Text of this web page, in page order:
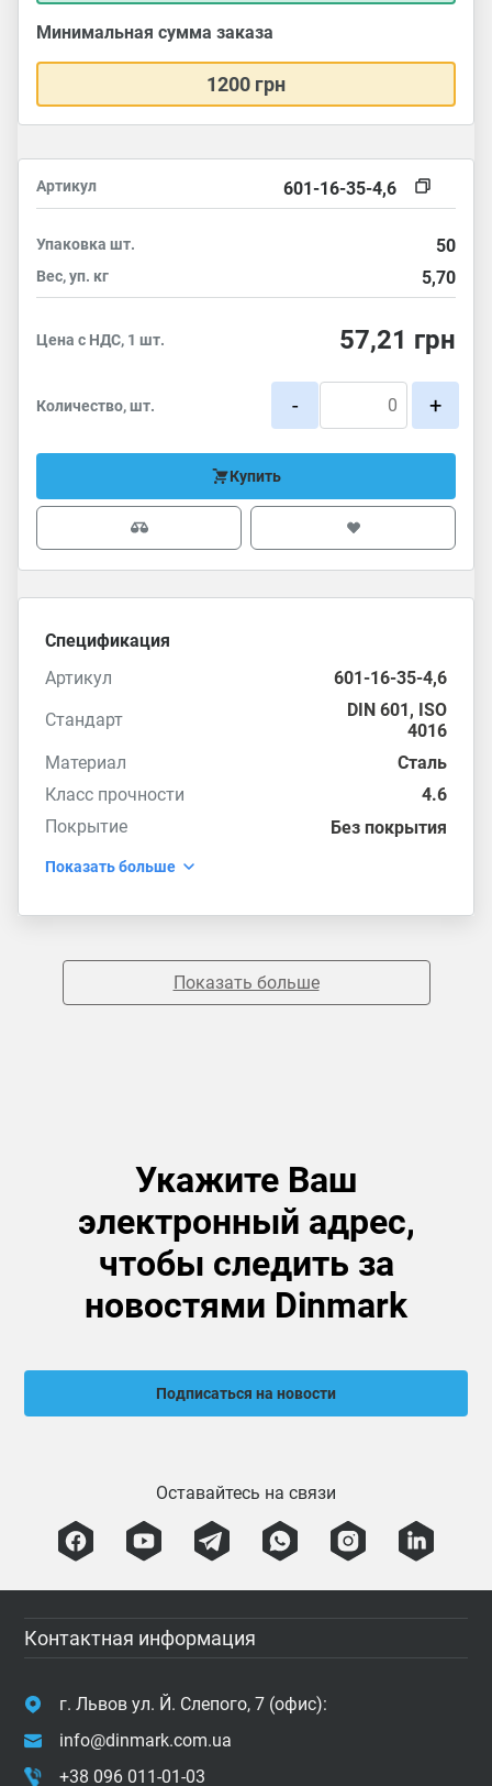
Минимальная сумма заказа
1200 грн
Артикул 601-16-35-4,6
Упаковка шт. 50
Вес, уп. кг 5,70
Цена с НДС, 1 шт. 57,21 грн
Количество, шт. - +
Купить
Спецификация
Артикул
601-16-35-4,6
Стандарт
DIN 601, ISO
4016
Материал
Сталь
Класс прочности
4.6
Покрытие
Без покрытия
Показать больше
Показать больше
Укажите Ваш
электронный адрес,
чтобы следить за
новостями Dinmark
Подписаться на новости
Оставайтесь на связи
Контактная информация
г. Львов ул. Й. Слепого, 7 (офис):
info@dinmark.com.ua
+38 096 011-01-03